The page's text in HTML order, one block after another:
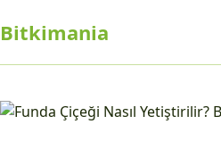
Bitkimania